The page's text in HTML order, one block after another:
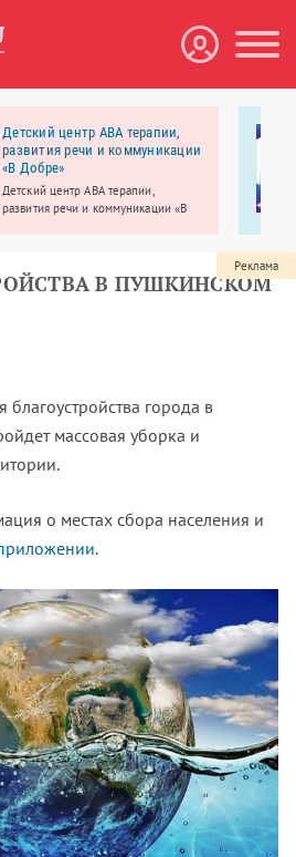
Детский центр АВА терапии,
развития речи и коммуникации
«В Добре»
Детский центр АВА терапии,
развития речи и коммуникации «В
братьев, сестер, друзей.В ПУШКИНСКОМ
города в
массовая уборка и
о местах сбора населения и
.
Реклама